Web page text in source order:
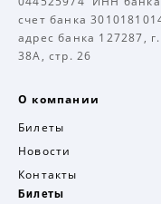
счет банка
адрес банка 127287,
38А, стр. 26
О компании
Билеты
Новости
Контакты
Билеты